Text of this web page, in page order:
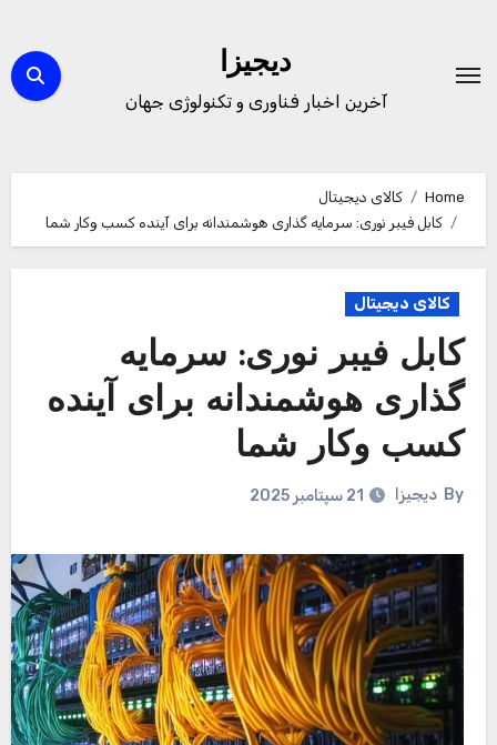
content
دیجیزا
آخرین اخبار فناوری و تکنولوژی جهان
Home
کالای دیجیتال
کابل فیبر نوری: سرمایه گذاری هوشمندانه برای آینده کسب وکار شما
کالای دیجیتال
کابل فیبر نوری: سرمایه
گذاری هوشمندانه برای آینده
کسب وکار شما
By دیجیزا 21 سپتامبر 2025